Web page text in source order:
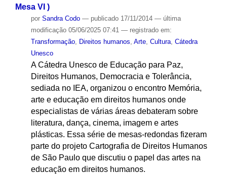
Mesa VI )
por Sandra Codo — publicado17/11/2014 — última
modificação05/06/2025 07:41 — registrado em:
Transformação, Direitos humanos Arte, Cultura, Cátedra
Unesco
A Cátedra Unesco de Educação para Paz,
Direitos Humanos, Democracia e Tolerância,
sediada no IEA, organizou o encontro Memória,
arte e educação em direitos humanos onde
especialistas de várias áreas debateram sobre
literatura, dança, cinema, imagem e artes
plásticas. Essa série de mesas-redondas fizeram
parte do projeto Cartografia de Direitos Humanos
de São Paulo que discutiu o papel das artes na
educação em direitos humanos.